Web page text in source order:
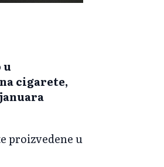
u
cigarete,
proizvedene u